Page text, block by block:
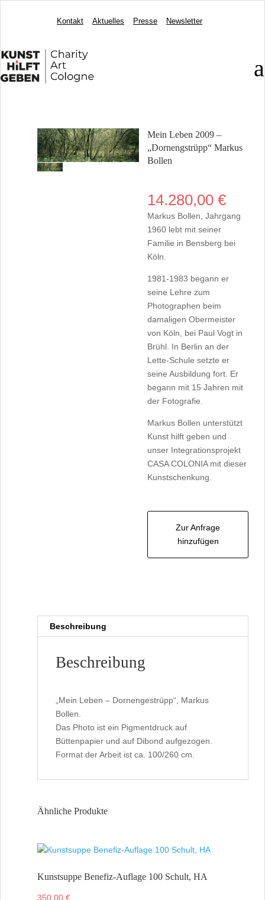
Kontakt Aktuelles Presse Newsletter
a
Mein Leben 2009 –
„Dornengstrüpp“ Markus
Bollen
14.280,00 €
Markus Bollen, Jahrgang
1960 lebt mit seiner
Familie in Bensberg bei
Köln.
1981-1983 begann er
seine Lehre zum
Photographen beim
damaligen Obermeister
von Köln, bei Paul Vogt in
Brühl. In Berlin an der
Lette-Schule setzte er
seine Ausbildung fort. Er
begann mit 15 Jahren mit
der Fotografie.
Markus Bollen unterstützt
Kunst hilft geben und
unser Integrationsprojekt
CASA COLONIA mit dieser
Kunstschenkung.
Zur Anfrage
hinzufügen
Beschreibung
Beschreibung
„Mein Leben – Dornengestrüpp“, Markus
Bollen.
Das Photo ist ein Pigmentdruck auf
Büttenpapier und auf Dibond aufgezogen.
Format der Arbeit ist ca. 100/260 cm.
Ähnliche Produkte
Kunstsuppe Benefiz-Auflage 100 Schult, HA
350,00€